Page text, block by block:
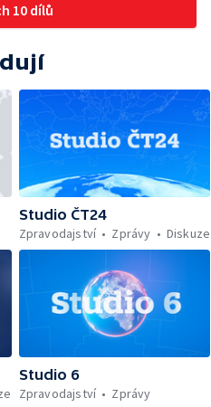
10 dílů
Studio ČT24
Zpravodajství
Zprávy Diskuze
Studio 6
Zpravodajství
Zprávy